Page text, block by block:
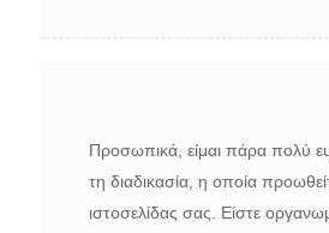
Προσωπικά, είμαι πάρα πολύ
τη διαδικασία, η οποία
ιστοσελίδας σας. Είστε